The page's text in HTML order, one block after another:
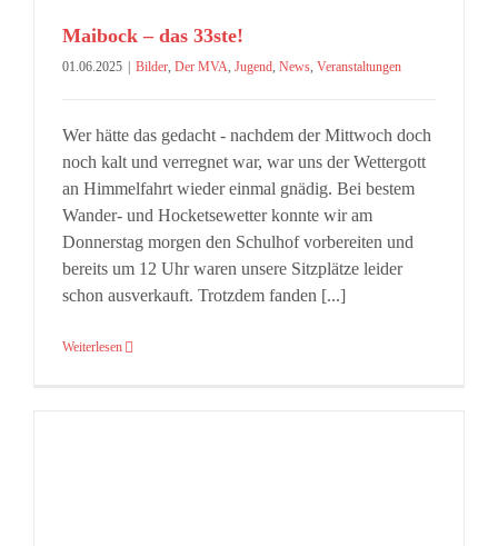
Maibock – das 33ste!
01.06.2025 Bilder, Der MVA, Jugend, News, Veranstaltungen
Wer hätte das gedacht - nachdem der Mittwoch doch
noch kalt und verregnet war, war uns der Wettergott
an Himmelfahrt wieder einmal gnädig. Bei bestem
Wander- und Hocketsewetter konnte wir am
Donnerstag morgen den Schulhof vorbereiten und
bereits um 12 Uhr waren unsere Sitzplätze leider
schon ausverkauft. Trotzdem fanden [...]
Weiterlesen